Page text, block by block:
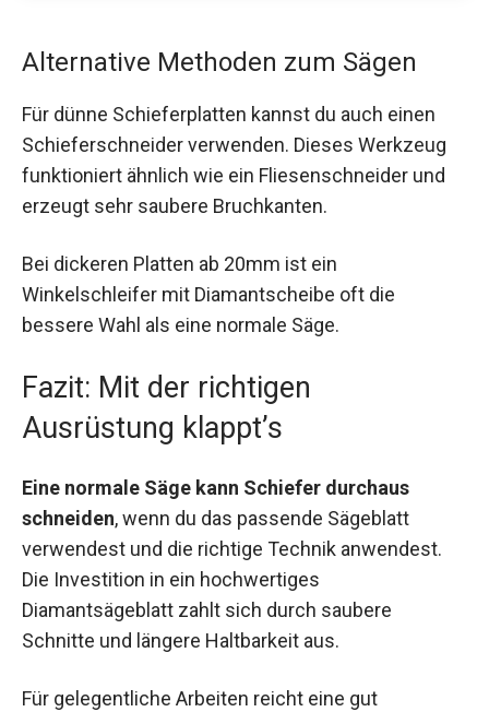
Alternative Methoden zum Sägen
Für dünne Schieferplatten kannst du auch einen
Schieferschneider verwenden. Dieses Werkzeug
funktioniert ähnlich wie ein Fliesenschneider und
erzeugt sehr saubere Bruchkanten.
Bei dickeren Platten ab 20mm ist ein
Winkelschleifer mit Diamantscheibe oft die
bessere Wahl als eine normale Säge.
Fazit: Mit der richtigen
Ausrüstung klappt’s
Eine normale Säge kann Schiefer durchaus
schneiden, wenn du das passende Sägeblatt
verwendest und die richtige Technik anwendest.
Die Investition in ein hochwertiges
Diamantsägeblatt zahlt sich durch saubere
Schnitte und längere Haltbarkeit aus.
Für gelegentliche Arbeiten reicht eine gut